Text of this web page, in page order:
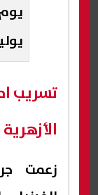
يوليو
تسريب
الأزهرية 2026
زعمت